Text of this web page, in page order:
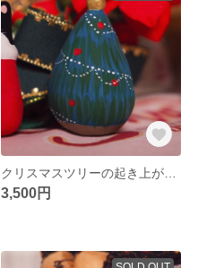
クリスマスツリーの起き上がりこぼし
3,500円